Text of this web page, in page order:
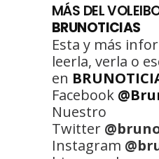
MÁS DEL
BRUNOTICIAS
Esta y más
leerla, verla o
en
Facebook
Nuestro
Twitter
Instagram